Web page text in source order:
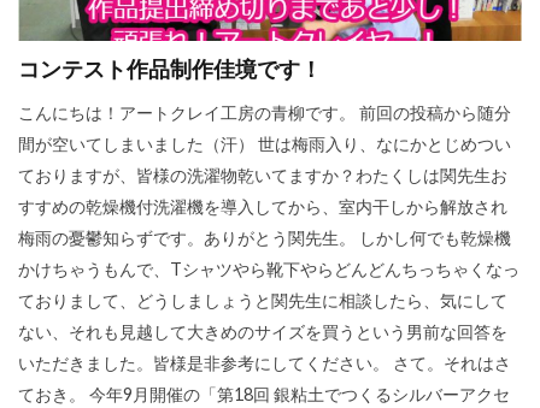
コンテスト作品制作佳境です！
こんにちは！アートクレイ工房の青柳です。 前回の投稿から随分
間が空いてしまいました（汗） 世は梅雨入り、なにかとじめつい
ておりますが、皆様の洗濯物乾いてますか？わたくしは関先生お
すすめの乾燥機付洗濯機を導入してから、室内干しから解放され
梅雨の憂鬱知らずです。ありがとう関先生。 しかし何でも乾燥機
かけちゃうもんで、Tシャツやら靴下やらどんどんちっちゃくなっ
ておりまして、どうしましょうと関先生に相談したら、気にして
ない、それも見越して大きめのサイズを買うという男前な回答を
いただきました。皆様是非参考にしてください。 さて。それはさ
ておき。 今年9月開催の「第18回 銀粘土でつくるシルバーアクセ